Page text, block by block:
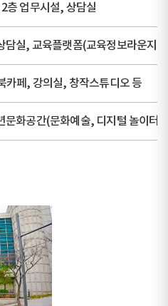
2층 업무시설, 상담실
담실, 교육플랫폼(교육정보라운지)
카페, 강의실, 창작스튜디오 등
문화공간(문화예술, 디지털 놀이터)